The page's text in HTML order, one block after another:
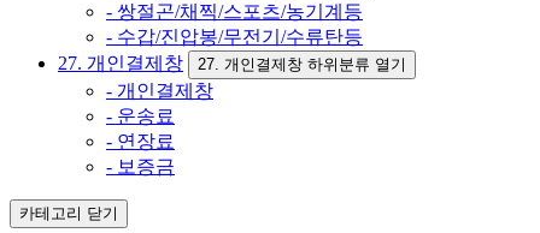
- 쌍절곤/채찍/스포츠/농기계등
- 수갑/진압봉/무전기/수류탄등
27. 개인결제창
27. 개인결제창 하위분류 열기
- 개인결제창
- 운송료
- 연장료
- 보증금
카테고리 닫기